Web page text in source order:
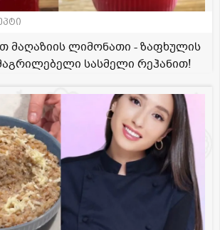
მაღაზიის ლიმონათი - ზაფხულის
სასმელი რეჰანით!